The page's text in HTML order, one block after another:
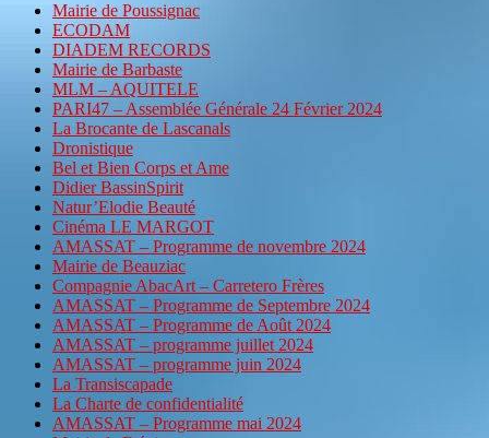
Mairie de Poussignac
ECODAM
DIADEM RECORDS
Mairie de Barbaste
MLM – AQUITELE
PARI47 – Assemblée Générale 24 Février 2024
La Brocante de Lascanals
Dronistique
Bel et Bien Corps et Ame
Didier BassinSpirit
Natur’Elodie Beauté
Cinéma LE MARGOT
AMASSAT – Programme de novembre 2024
Mairie de Beauziac
Compagnie AbacArt – Carretero Frères
AMASSAT – Programme de Septembre 2024
AMASSAT – Programme de Août 2024
AMASSAT – programme juillet 2024
AMASSAT – programme juin 2024
La Transiscapade
La Charte de confidentialité
AMASSAT – Programme mai 2024